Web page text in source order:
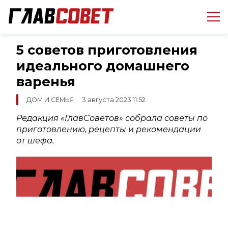
5 советов приготовления
идеального домашнего
варенья
ДОМ И СЕМЬЯ 3 августа 2023 11:52
Редакция «ГлавСоветов» собрала советы по
приготовлению, рецепты и рекомендации
от шефа.